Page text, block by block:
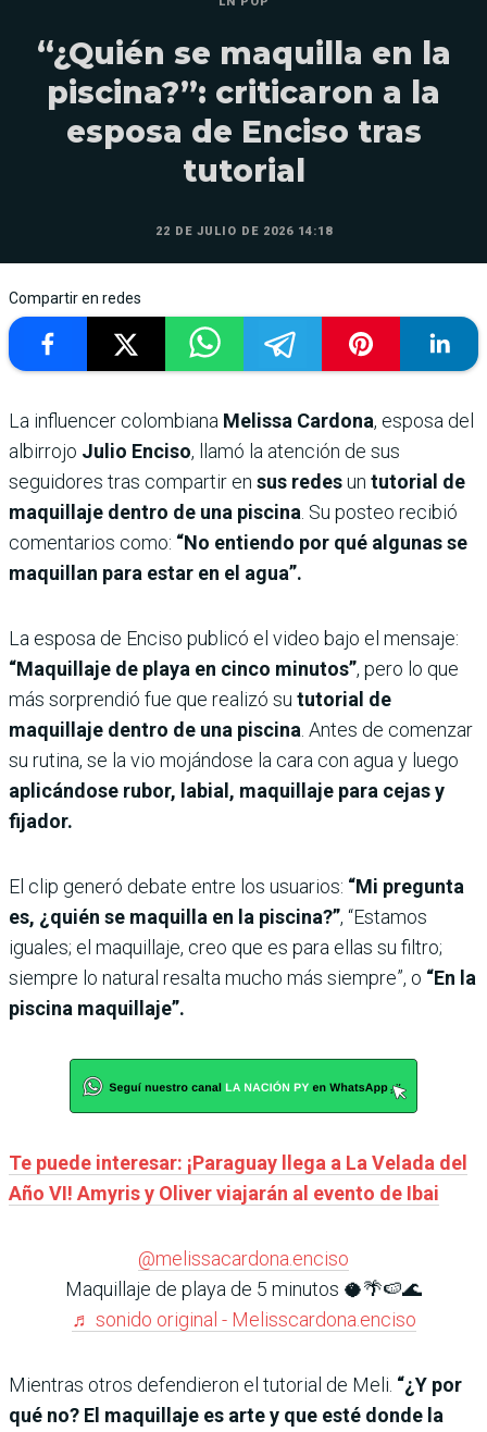
“¿Quién se maquilla en la
piscina?”: criticaron a la
esposa de Enciso tras
tutorial
22 DE JULIO DE 2026 14:18
Compartir en redes
La influencer colombiana Melissa Cardona, esposa del
albirrojo Julio Enciso, llamó la atención de sus
seguidores tras compartir en sus redesun tutorial de
maquillaje dentro de una piscina . Su posteo recibió
comentarios como: “No entiendo por qué algunas se
maquillan para estar en el agua”.
La esposa de Enciso publicó el video bajo el mensaje:
“Maquillaje de playa en cinco minutos”, pero lo que
más sorprendió fue que realizó su tutorial de
maquillaje dentro de una piscina . Antes de comenzar
su rutina, se la vio mojándose la cara con agua y luego
aplicándose rubor, labial, maquillaje para cejas y
fijador.
El clip generó debate entre los usuarios: “Mi pregunta
es, ¿quién se maquilla en la piscina?”, “Estamos
iguales; el maquillaje, creo que es para ellas su filtro;
siempre lo natural resalta mucho más siempre”, o “En la
piscina maquillaje”.
Te puede interesar: ¡Paraguay llega a La Velada del
Año VI! Amyris y Oliver viajarán al evento de Ibai
@melissacardona.enciso
Maquillaje de playa de 5 minutos 🥥🌴🍉🌊
♬ sonido original - Melisscardona.enciso
Mientras otros defendieron el tutorial de Meli. “¿Y por
qué no? El maquillaje es arte y que esté donde la